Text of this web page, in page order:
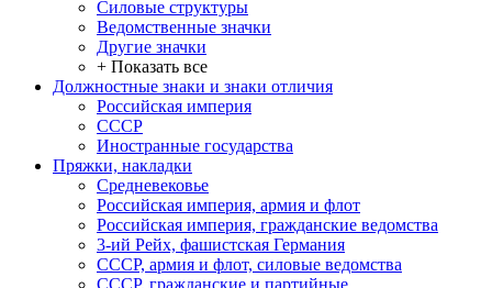
Силовые структуры
Ведомственные значки
Другие значки
+ Показать все
Должностные знаки и знаки отличия
Российская империя
СССР
Иностранные государства
Пряжки, накладки
Средневековье
Российская империя, армия и флот
Российская империя, гражданские ведомства
3-ий Рейх, фашистская Германия
СССР, армия и флот, силовые ведомства